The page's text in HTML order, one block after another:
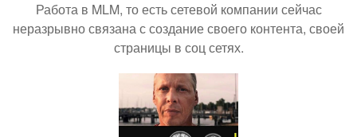
Работа в MLM, то есть сетевой компании сейчас
неразрывно связана с создание своего контента, своей
страницы в соц сетях.